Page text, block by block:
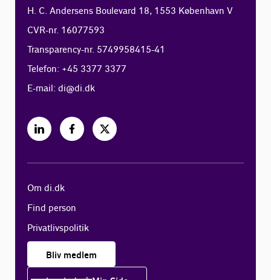
H. C. Andersens Boulevard 18, 1553 København V
CVR-nr. 16077593
Transparency-nr. 5749958415-41
Telefon: +45 3377 3377
E-mail:di@di.dk
Om di.dk
Find person
Privatlivspolitik
Bliv medlem